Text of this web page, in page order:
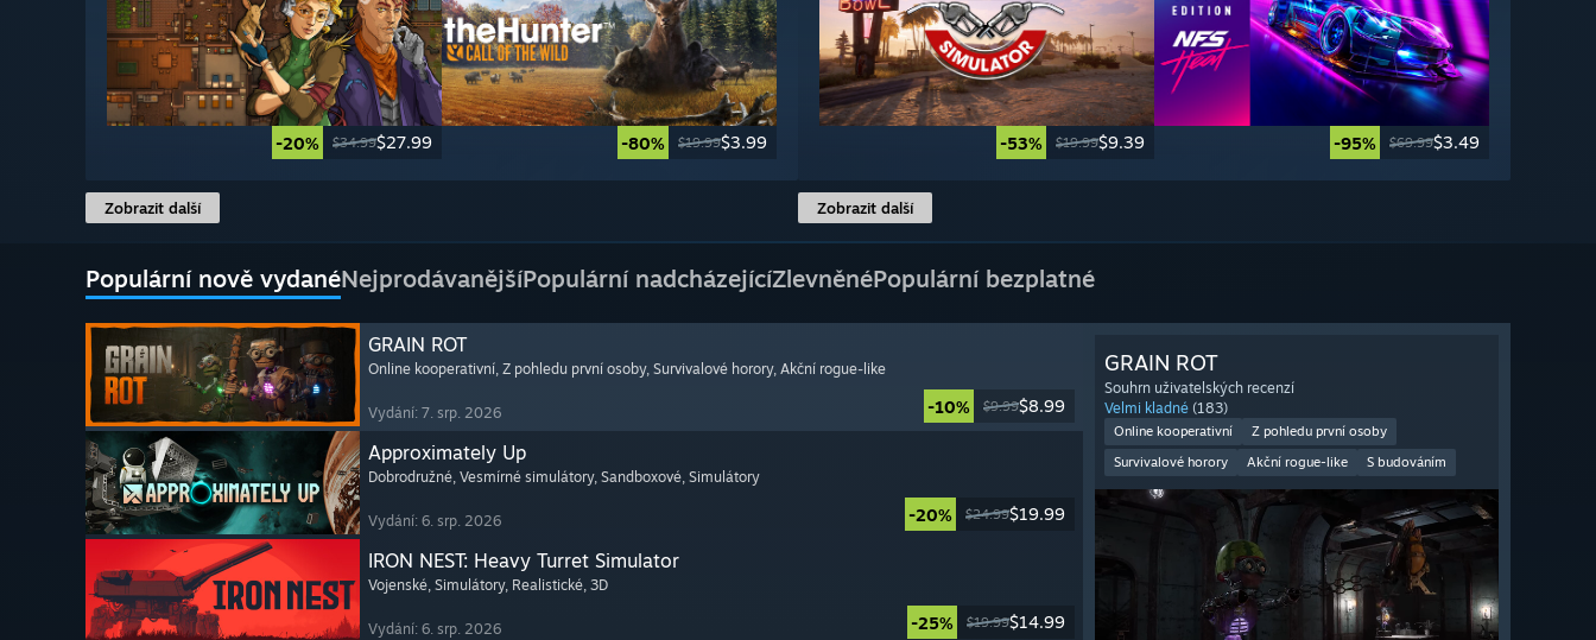
-20% $34.99$27.99 -80% $19.99$3.99
Zobrazit další
-53% $19.99$9.39 -95% $69.99$3.49
Zobrazit další
Populární nově vydanéNejprodávanějšíPopulární nadcházejícíZlevněnéPopulární bezplatné
GRAIN ROT
Online kooperativní, Z pohledu první osoby, Survivalové horory, Akční rogue-like
Vydání: 7. srp. 2026 -10% $9.99$8.99
Approximately Up
Dobrodružné, Vesmírné simulátory, Sandboxové, Simulátory
Vydání: 6. srp. 2026 -20% $24.99$19.99
IRON NEST: Heavy Turret Simulator
Vojenské, Simulátory, Realistické, 3D
Vydání: 6. srp. 2026 -25% $19.99$14.99
GRAIN ROT
Souhrn uživatelských recenzí
Velmi kladné (183)
Online kooperativní
Z pohledu první osoby
Survivalové horory
Akční rogue-like S budováním